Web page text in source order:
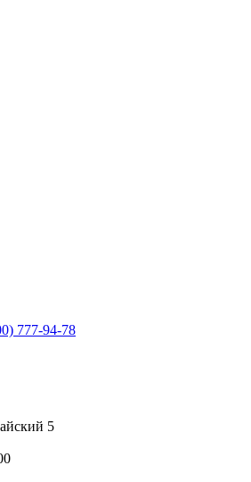
777-94-78
5